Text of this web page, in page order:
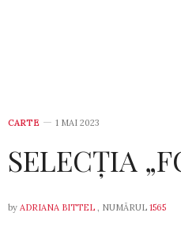
CARTE 1 MAI 2023
SELECȚIA
by ADRIANA BITTEL , NUMĂRUL 1565